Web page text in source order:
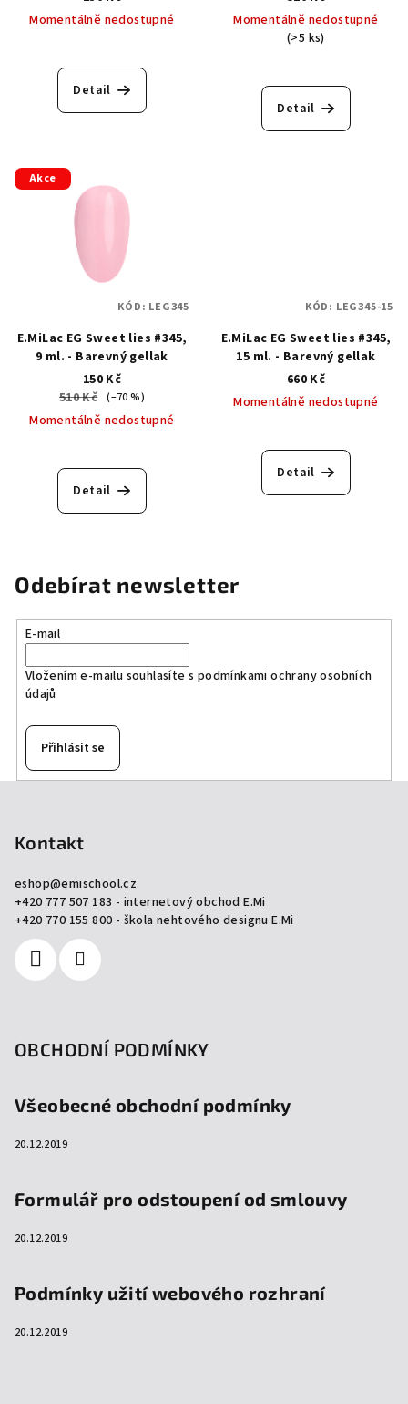
Momentálně nedostupné
Detail
Momentálně nedostupné
(>5 ks)
Detail
Akce
E.MiLac EG Sweet lies #345,
9 ml. - Barevný gellak
150 Kč
510 Kč (–70 %)
Momentálně nedostupné
Detail
KÓD: LEG345
E.MiLac EG Sweet lies #345,
15 ml. - Barevný gellak
660 Kč
Momentálně nedostupné
Detail
KÓD: LEG345-15
Odebírat newsletter
E-mail
Vložením e-mailu souhlasíte s podmínkami ochrany osobních
údajů
Přihlásit se
Kontakt
eshop@emischool.cz
+420 777 507 183 - internetový obchod E.Mi
+420 770 155 800 - škola nehtového designu E.Mi
OBCHODNÍ PODMÍNKY
Všeobecné obchodní podmínky
20.12.2019
Formulář pro odstoupení od smlouvy
20.12.2019
Podmínky užití webového rozhraní
20.12.2019